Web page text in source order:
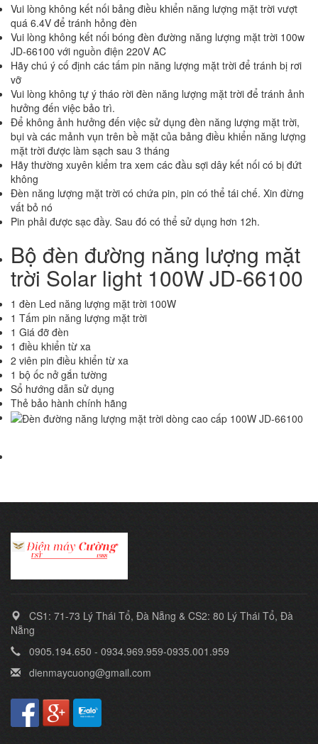
Vui lòng không kết nối bảng điều khiển năng lượng mặt trời vượt
quá 6.4V để tránh hỏng đèn
Vui lòng không kết nối bóng đèn đường năng lượng mặt trời 100w
JD-66100 với nguồn điện 220V AC
Hãy chú ý cố định các tấm pin năng lượng mặt trời để tránh bị rơi
vỡ
Vui lòng không tự ý tháo rời đèn năng lượng mặt trời để tránh ảnh
hưởng đến việc bảo trì.
Để không ảnh hưởng đến việc sử dụng đèn năng lượng mặt trời,
bụi và các mảnh vụn trên bề mặt của bảng điều khiển năng lượng
mặt trời được làm sạch sau 3 tháng
Hãy thường xuyên kiểm tra xem các đầu sợi dây kết nối có bị đứt
không
Đèn năng lượng mặt trời có chứa pin, pin có thể tái chế. Xin đừng
vất bỏ nó
Pin phải được sạc đầy. Sau đó có thể sử dụng hơn 12h.
Bộ đèn đường năng lượng mặt
trời Solar light 100W JD-66100
1 đèn Led năng lượng mặt trời 100W
1 Tấm pin năng lượng mặt trời
1 Giá đỡ đèn
1 điều khiển từ xa
2 viên pin điều khiển từ xa
1 bộ ốc nở gắn tường
Sổ hướng dẫn sử dụng
Thẻ bảo hành chính hãng
CS1: 71-73 Lý Thái Tổ, Đà Nẵng & CS2: 80 Lý Thái Tổ, Đà
Nẵng
0905.194.650 - 0934.969.959-0935.001.959
dienmaycuong@gmail.com